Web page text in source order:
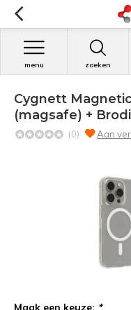
zoeken
menu
Cygnett
(magsafe) +
(0) Aan
Maak een keuze: *